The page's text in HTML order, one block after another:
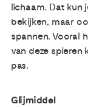
lichaam. Dat kun
bekijken, maar
spannen. Vooral
van deze
pas.
Glijmiddel